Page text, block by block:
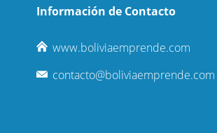
Información de Contacto
www.boliviaemprende.com
contacto@boliviaemprende.com